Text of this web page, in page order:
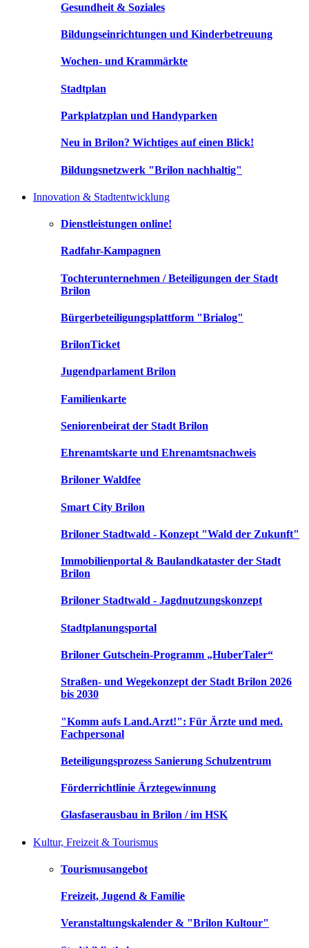
Gesundheit & Soziales
Bildungseinrichtungen und Kinderbetreuung
Wochen- und Krammärkte
Stadtplan
Parkplatzplan und Handyparken
Neu in Brilon? Wichtiges auf einen Blick!
Bildungsnetzwerk "Brilon nachhaltig"
Innovation & Stadtentwicklung
Dienstleistungen online!
Radfahr-Kampagnen
Tochterunternehmen / Beteiligungen der Stadt
Brilon
Bürgerbeteiligungsplattform "Brialog"
BrilonTicket
Jugendparlament Brilon
Familienkarte
Seniorenbeirat der Stadt Brilon
Ehrenamtskarte und Ehrenamtsnachweis
Briloner Waldfee
Smart City Brilon
Briloner Stadtwald - Konzept "Wald der Zukunft"
Immobilienportal & Baulandkataster der Stadt
Brilon
Briloner Stadtwald - Jagdnutzungskonzept
Stadtplanungsportal
Briloner Gutschein-Programm „HuberTaler“
Straßen- und Wegekonzept der Stadt Brilon 2026
bis 2030
"Komm aufs Land.Arzt!": Für Ärzte und med.
Fachpersonal
Beteiligungsprozess Sanierung Schulzentrum
Förderrichtlinie Ärztegewinnung
Glasfaserausbau in Brilon / im HSK
Kultur, Freizeit & Tourismus
Tourismusangebot
Freizeit, Jugend & Familie
Veranstaltungskalender & "Brilon Kultour"